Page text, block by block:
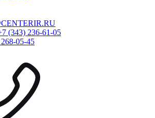
(343) 236-61-05
05-45